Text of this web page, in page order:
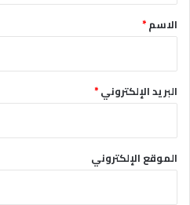
*الاسم*
البريد الإلكتروني*
الموقع الإلكتروني